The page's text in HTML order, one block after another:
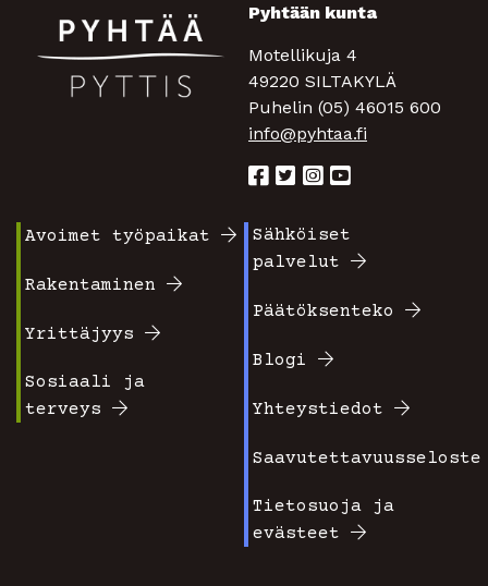
Pyhtään kunta
Motellikuja 4
49220 SILTAKYLÄ
Puhelin (05) 46015 600
info@pyhtaa.fi
valikko
1
Avoimet työpaikat
Rakentaminen
Yrittäjyys
Sosiaali ja
terveys
Footer
2
Sähköiset
palvelut
Päätöksenteko
Blogi
Yhteystiedot
Saavutettavuusseloste
Tietosuoja ja
evästeet